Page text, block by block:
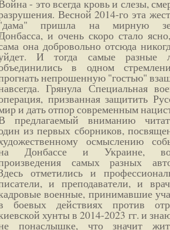
- это всегда кровь и слезы,
Весной 2014-го эта
пришла на мирную
и очень скоро стало
она добровольно отсюда
И тогда самые разные
в одном
непрошенную "гостью"
Грянула Специальная
призванная защитить
и дать отпор современным
предлагаемый вниманию
из первых сборников,
осмыслению
Донбассе и Украине,
самых разных
отметились и
и преподаватели, и
военные, принимавшие
боевых действиях против
хунты в 2014-2023 гг. и
понаслышке, что значит